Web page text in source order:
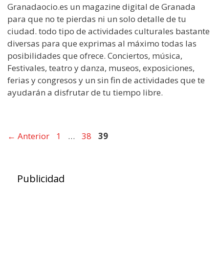
Granadaocio.es un magazine digital de Granada
para que no te pierdas ni un solo detalle de tu
ciudad. todo tipo de actividades culturales bastante
diversas para que exprimas al máximo todas las
posibilidades que ofrece. Conciertos, música,
Festivales, teatro y danza, museos, exposiciones,
ferias y congresos y un sin fin de actividades que te
ayudarán a disfrutar de tu tiempo libre.
← Anterior Página
1 … Página
38 Página
39
Publicidad